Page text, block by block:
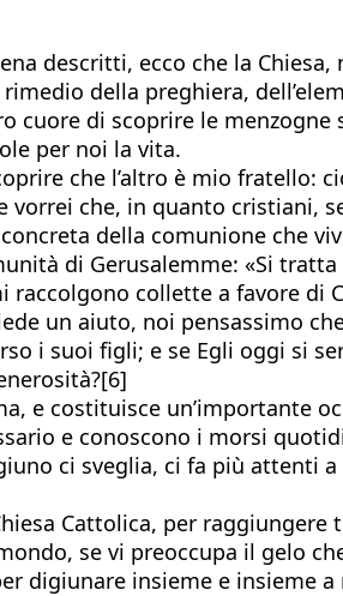
descritti, ecco che la
della preghiera,
di scoprire le
per noi la vita.
che l’altro è mio
che, in quanto cristiani,
della comunione che
di Gerusalemme: «Si
collette a favore di
un aiuto, noi pensassimo
i suoi figli; e se Egli oggi si
e costituisce un’importante
e conoscono i morsi
ci sveglia, ci fa più attenti
Cattolica, per
se vi preoccupa il gelo
digiunare insieme e insieme